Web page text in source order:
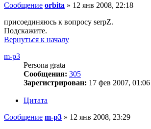
Сообщение orbita » 12 янв 2008, 22:18
присоединяюсь к вопросу serpZ.
Подскажите.
Вернуться к началу
m-p3
Persona grata
Сообщения: 305
Зарегистрирован: 17 фев 2007, 01:06
Цитата
Сообщение m-p3 » 12 янв 2008, 23:29